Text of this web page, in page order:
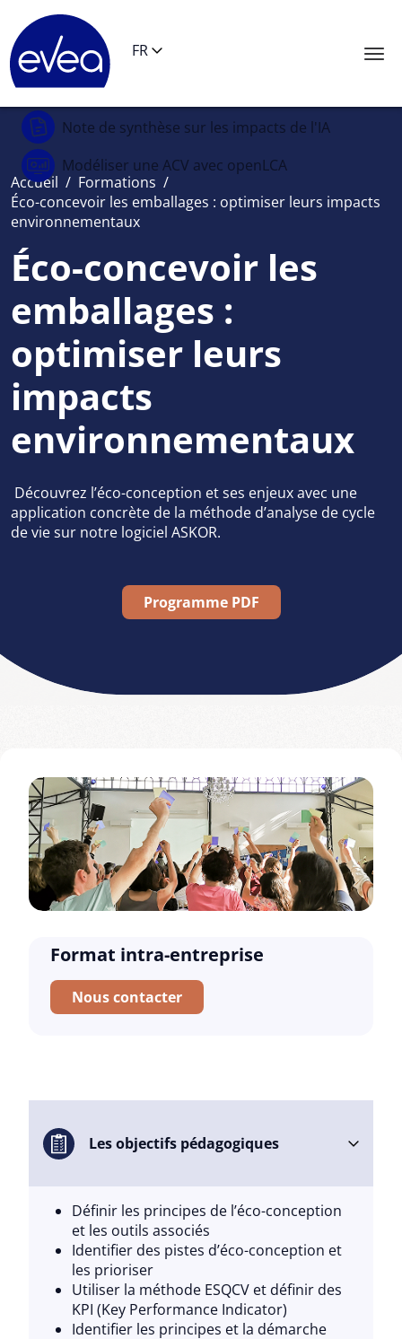
FR
Note de synthèse sur les impacts de l'IA
Modéliser une ACV avec openLCA
Accueil / Formations /
Éco-concevoir les emballages : optimiser leurs impacts
environnementaux
Éco-concevoir les
emballages :
optimiser leurs
impacts
environnementaux
Découvrez l’éco-conception et ses enjeux avec une
application concrète de la méthode d’analyse de cycle
de vie sur notre logiciel ASKOR.
Programme PDF
Les objectifs pédagogiques
Définir les principes de l’éco-conception
et les outils associés
Identifier des pistes d’éco-conception et
les prioriser
Utiliser la méthode ESQCV et définir des
KPI (Key Performance Indicator)
Identifier les principes et la démarche
Format intra-entreprise
Nous contacter
Panneau de gestion des cookies